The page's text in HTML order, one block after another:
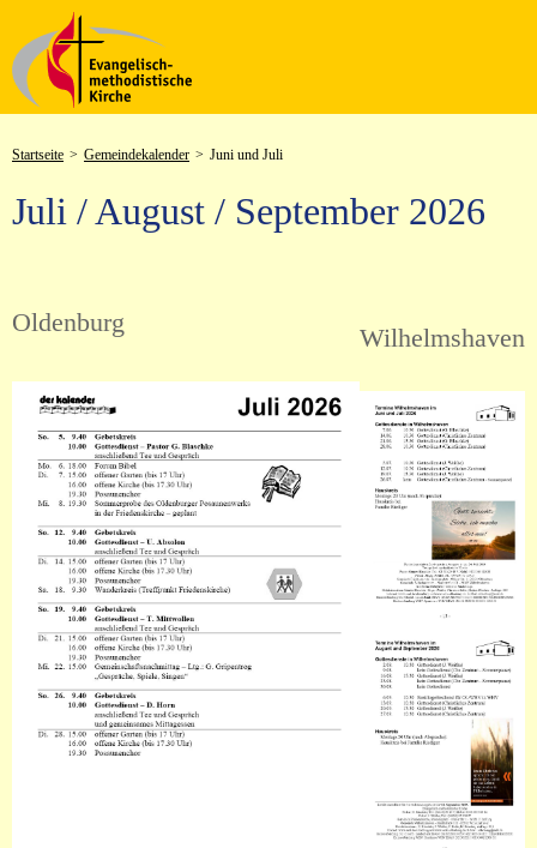
Startseite > Gemeindekalender > Juni und Juli
Juli / August / September 2026
Oldenburg
Wilhelmshaven